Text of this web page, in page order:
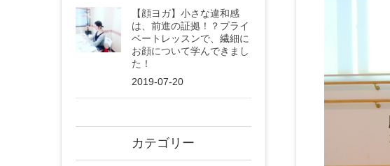
【顔ヨガ】小さな違和感
は、前進の証拠！？プライ
ベートレッスンで、繊細に
お顔について学んできまし
た！
2019-07-20
カテゴリー